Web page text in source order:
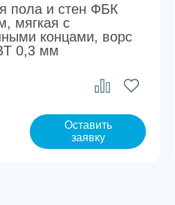
пола и стен ФБК
мягкая с
концами, ворс
0,3 мм
Оставить
заявку